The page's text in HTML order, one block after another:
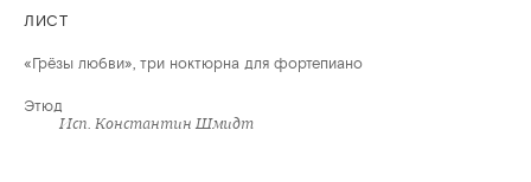
ЛИСТ
«Грёзы любви», три ноктюрна для фортепиано
Этюд
Исп. Константин Шмидт